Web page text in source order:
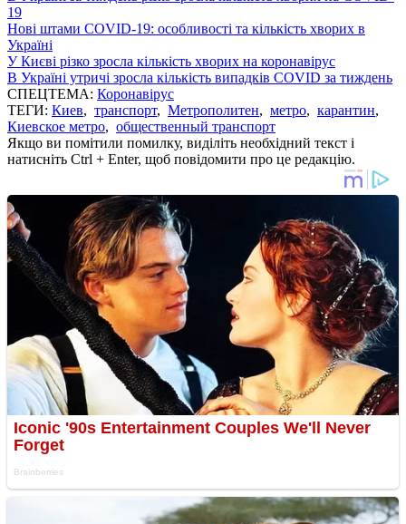
19
Нові штами COVID-19: особливості та кількість хворих в
Україні
У Києві різко зросла кількість хворих на коронавірус
В Україні утричі зросла кількість випадків COVID за тиждень
СПЕЦТЕМА: Коронавірус
ТЕГИ: Киев, транспорт, Метрополитен, метро, карантин,
Киевское метро, общественный транспорт
Якщо ви помітили помилку, виділіть необхідний текст і
натисніть Ctrl + Enter, щоб повідомити про це редакцію.